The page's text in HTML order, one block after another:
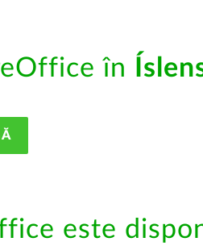
în
este